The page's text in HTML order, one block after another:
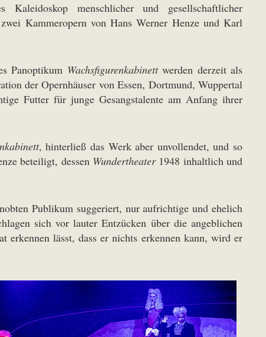
menschlicher und gesellschaftlicher
Kammeropern von Hans Werner Henze und Karl
Panoptikum Wachsfigurenkabinettwerden derzeit als
der Opernhäuser von Essen, Dortmund, Wuppertal
Futter für junge Gesangstalente am Anfang ihrer
, hinterließ das Werk aber unvollendet, und so
beteiligt, dessen Wundertheater1948 inhaltlich und
Publikum suggeriert, nur aufrichtige und ehelich
sich vor lauter Entzücken über die angeblichen
erkennen lässt, dass er nichts erkennen kann, wird er